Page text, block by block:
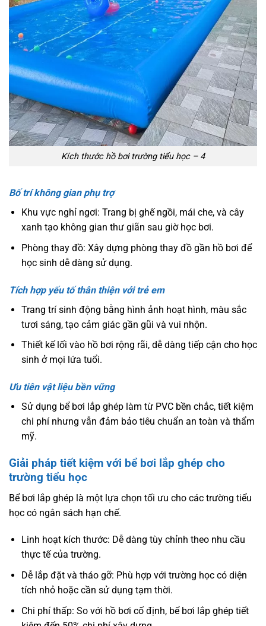
Kích thước hồ bơi trường tiểu học – 4
Bố trí không gian phụ trợ
Khu vực nghỉ ngơi: Trang bị ghế ngồi, mái che, và cây
xanh tạo không gian thư giãn sau giờ học bơi.
Phòng thay đồ: Xây dựng phòng thay đồ gần hồ bơi để
học sinh dễ dàng sử dụng.
Tích hợp yếu tố thân thiện với trẻ em
Trang trí sinh động bằng hình ảnh hoạt hình, màu sắc
tươi sáng, tạo cảm giác gần gũi và vui nhộn.
Thiết kế lối vào hồ bơi rộng rãi, dễ dàng tiếp cận cho học
sinh ở mọi lứa tuổi.
Ưu tiên vật liệu bền vững
Sử dụng bể bơi lắp ghép làm từ PVC bền chắc, tiết kiệm
chi phí nhưng vẫn đảm bảo tiêu chuẩn an toàn và thẩm
mỹ.
Giải pháp tiết kiệm với bể bơi lắp ghép cho
trường tiểu học
Bể bơi lắp ghép là một lựa chọn tối ưu cho các trường tiểu
học có ngân sách hạn chế.
Linh hoạt kích thước: Dễ dàng tùy chỉnh theo nhu cầu
thực tế của trường.
Dễ lắp đặt và tháo gỡ: Phù hợp với trường học có diện
tích nhỏ hoặc cần sử dụng tạm thời.
Chi phí thấp: So với hồ bơi cố định, bể bơi lắp ghép tiết